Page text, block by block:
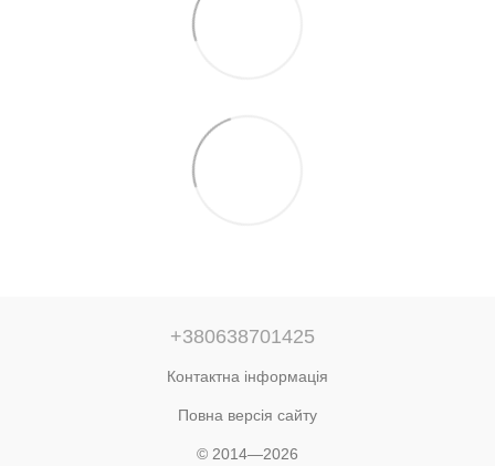
+380638701425
Контактна інформація
Повна версія сайту
© 2014—2026